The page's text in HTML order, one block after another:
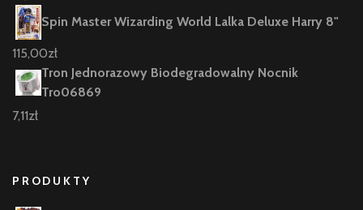
Spin Master Wizarding World Lalka Deluxe Harry 8"
115,00zł
Tron Jednorazowy Biodegradowalny Nocnik
Tro06869
7,11zł
PRODUKTY